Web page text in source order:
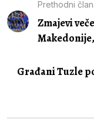
Prethodni
Zmajevi
Građani Tuzle